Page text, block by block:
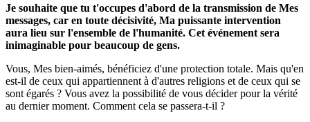
Je souhaite que tu t'occupes d'abord de la transmission de Mes
messages, car en toute décisivité, Ma puissante intervention
aura lieu sur l'ensemble de l'humanité. Cet événement sera
inimaginable pour beaucoup de gens.
Vous, Mes bien-aimés, bénéficiez d'une protection totale. Mais qu'en
est-il de ceux qui appartiennent à d'autres religions et de ceux qui se
sont égarés ? Vous avez la possibilité de vous décider pour la vérité
au dernier moment. Comment cela se passera-t-il ?